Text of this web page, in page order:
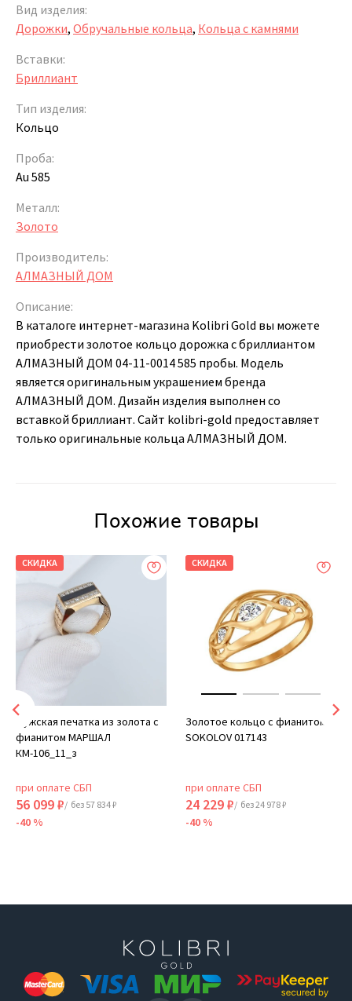
Вид изделия:
Дорожки, Обручальные кольца, Кольца с камнями
Вставки:
Бриллиант
Тип изделия:
Кольцо
Проба:
Au 585
Металл:
Золото
Производитель:
АЛМАЗНЫЙ ДОМ
Описание:
В каталоге интернет-магазина Kolibri Gold вы можете
приобрести золотое кольцо дорожка с бриллиантом
АЛМАЗНЫЙ ДОМ 04-11-0014 585 пробы. Модель
является оригинальным украшением бренда
АЛМАЗНЫЙ ДОМ. Дизайн изделия выполнен со
вставкой бриллиант. Сайт kolibri-gold предоставляет
только оригинальные кольца АЛМАЗНЫЙ ДОМ.
Похожие товары
СКИДКА
Мужская печатка из золота с
фианитом МАРШАЛ
КМ-106_11_з
при оплате СБП
56 099 ₽/ без 57 834 ₽
-40 %
СКИДКА
Золотое кольцо с фианитом
SOKOLOV 017143
при оплате СБП
24 229 ₽/ без 24 978 ₽
-40 %